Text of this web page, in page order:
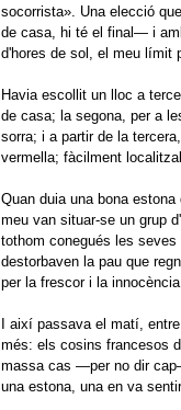
socorrista». Una elecció
de casa, hi té el final— i
d'hores de sol, el meu límit
Havia escollit un lloc a
de casa; la segona, per a
sorra; i a partir de la
vermella; fàcilment
Quan duia una bona
meu van situar-se un grup
tothom conegués les
destorbaven la pau que
per la frescor i la
I així passava el matí,
més: els cosins francesos
massa cas —per no dir
una estona, una en va